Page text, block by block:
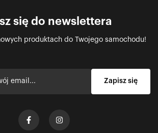
się do newslettera
produktach do Twojego samochodu!